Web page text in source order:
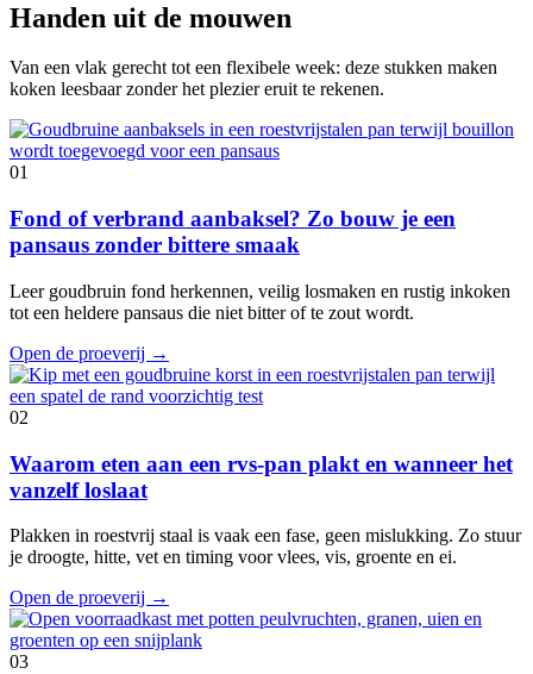
Handen uit de mouwen
Van een vlak gerecht tot een flexibele week: deze stukken maken
koken leesbaar zonder het plezier eruit te rekenen.
01
Fond of verbrand aanbaksel? Zo bouw je een
pansaus zonder bittere smaak
Leer goudbruin fond herkennen, veilig losmaken en rustig inkoken
tot een heldere pansaus die niet bitter of te zout wordt.
Open de proeverij →
02
Waarom eten aan een rvs-pan plakt en wanneer het
vanzelf loslaat
Plakken in roestvrij staal is vaak een fase, geen mislukking. Zo stuur
je droogte, hitte, vet en timing voor vlees, vis, groente en ei.
Open de proeverij →
03